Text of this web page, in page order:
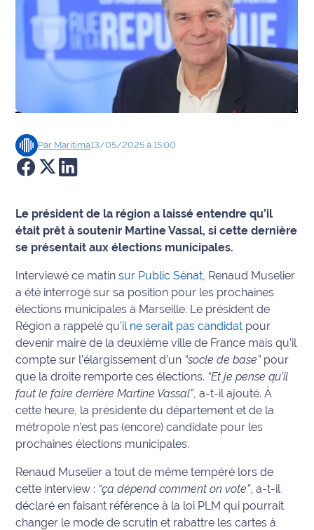
Agenda
Faits
Société
Culture
Économie
Éducation
Emploi
Environnement
Info
route
Justice
Météo
Politique
Santé
Par Maritima13/05/2025 à 15:00
Le président de la région a laissé entendre qu’il
était prêt à soutenir Martine Vassal, si cette dernière
se présentait aux élections municipales.
Interviewé ce matin sur Public Sénat , Renaud Muselier
a été interrogé sur sa position pour les prochaines
élections municipales à Marseille. Le président de
Région a rappelé qu’il ne serait pas candidat pour
devenir maire de la deuxième ville de France mais qu’il
compte sur l’élargissement d’un “socle de base” pour
que la droite remporte ces élections. “Et je pense qu’il
faut le faire derrière Martine Vassal”, a-t-il ajouté. À
cette heure, la présidente du département et de la
métropole n’est pas (encore) candidate pour les
prochaines élections municipales.
Renaud Muselier a tout de même tempéré lors de
cette interview : “ça dépend comment on vote”, a-t-il
déclaré en faisant référence à la loi PLM qui pourrait
changer le mode de scrutin et rabattre les cartes à